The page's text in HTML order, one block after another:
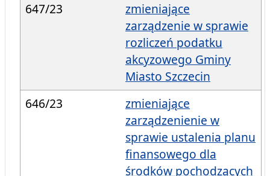
647/23
zmieniające
zarządzenie w sprawie
rozliczeń podatku
akcyzowego Gminy
Miasto Szczecin
646/23
zmieniające
zarządzenienie w
sprawie ustalenia planu
finansowego dla
środków pochodzących